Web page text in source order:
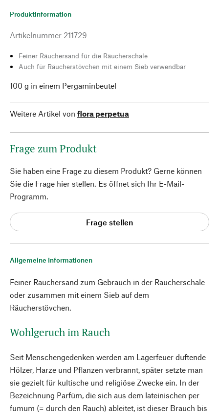
Allgemeine Informationen
Feiner Räuchersand zum Gebrauch in der Räucherschale
oder zusammen mit einem Sieb auf dem
Räucherstövchen.
Wohlgeruch im Rauch
Seit Menschengedenken werden am Lagerfeuer duftende
Hölzer, Harze und Pflanzen verbrannt, später setzte man
sie gezielt für kultische und religiöse Zwecke ein. In der
Bezeichnung Parfüm, die sich aus dem lateinischen per
fumum (= durch den Rauch) ableitet, ist dieser Brauch bis
Produktinformation
Artikelnummer 211729
Feiner Räuchersand für die Räucherschale
Auch für Räucherstövchen mit einem Sieb verwendbar
100 g in einem Pergaminbeutel
Weitere Artikel von flora perpetua
Frage zum Produkt
Sie haben eine Frage zu diesem Produkt? Gerne können
Sie die Frage hier stellen. Es öffnet sich Ihr E-Mail-
Programm.
Frage stellen